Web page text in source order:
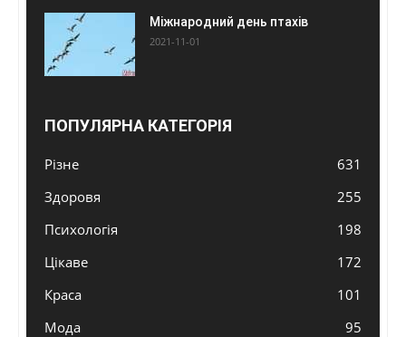
Міжнародний день птахів
2021-11-01
ПОПУЛЯРНА КАТЕГОРІЯ
Різне
631
Здоровя
255
Психологія
198
Цікаве
172
Краса
101
Мода
95